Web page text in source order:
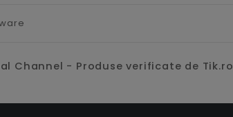
Channel - Produse verificate de Tik.ro